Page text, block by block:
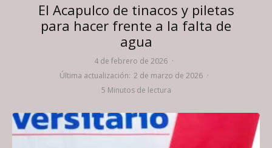
El Acapulco de tinacos y piletas
para hacer frente a la falta de
agua
4 de febrero de 2026 ·
Última actualización: 2 de marzo de 2026 ·
5 Minutos de lectura